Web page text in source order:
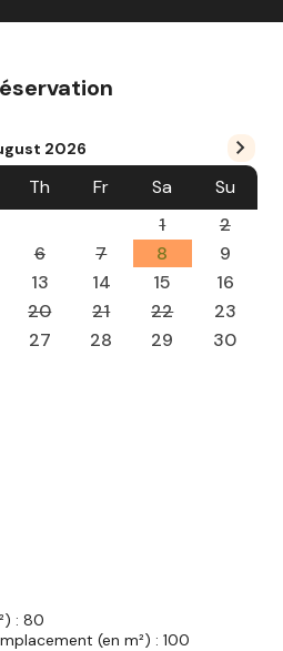
2026
Th Fr Sa
Su
1
2
6 7 8
9
13 14 15
16
20 21 22
23
27 28 29
30
: 80
(en m²) : 100